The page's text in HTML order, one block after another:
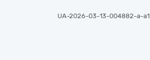
UA-2026-03-13-004882-a-a1